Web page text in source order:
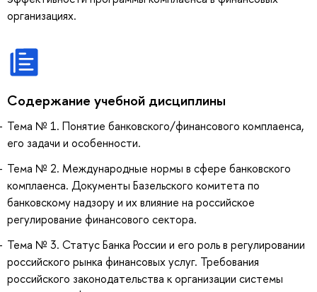
организациях.
Содержание учебной дисциплины
Тема № 1. Понятие банковского/финансового комплаенса,
его задачи и особенности.
Тема № 2. Международные нормы в сфере банковского
комплаенса. Документы Базельского комитета по
банковскому надзору и их влияние на российское
регулирование финансового сектора.
Тема № 3. Статус Банка России и его роль в регулировании
российского рынка финансовых услуг. Требования
российского законодательства к организации системы